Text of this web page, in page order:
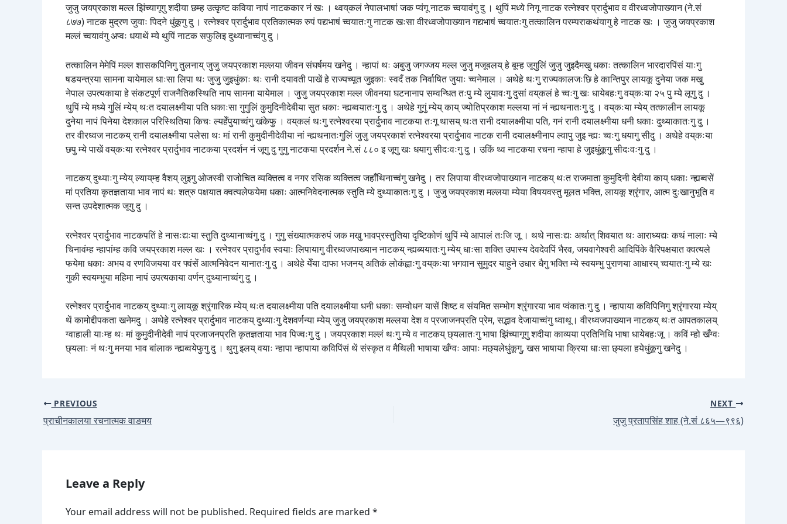
जुजु जयप्रकाश मल्ल झिंच्यागूगु शदीया छम्ह उत्कृष्ट कविया नापं नाटककार नं खः । थ्वय्‌कलं नेपालभाषां जक प्यंगू नाटक च्वयावंगु दु । थुपिं मध्ये निगू नाटक रत्नेश्वर प्रार्दुभाव व वीरध्वजोपाख्यान (ने.सं
८७७) नाटक मुद्रण जुयाः पिदने धुंकूगु दु । रत्नेश्वर प्रार्दुभाव प्रतिकात्मक रुपं पद्यभाषं च्वयातःगु नाटक खःसा वीरध्वजोपाख्यान गद्यभाषं च्वयातःगु तत्कालिन परम्पराकथंयागु हे नाटक खः । जुजु जयप्रकाश
मल्लं च्वयावंगु अप्वः धयाथें म्ये थुपिं नाटक सफुलिइ दुथ्यानाच्वंगु दु ।
तत्कालिन मेमेपिं मल्ल शासकपिनिगु तुलनाय् जुजु जयप्रकाश मल्लया जीवन संघर्षमय खनेदु । न्हापां थः अबुजु जगज्जय मल्ल जुजु मजूबलय् हे बूम्ह जूगुलिं जुजु जुइदैमखु धकाः तत्कालिन भारदारपिंसं याःगु
षडयन्त्रया सामना यायेमाल धाःसा लिपा थः जुजु जुइधुंकाः थः रानी दयावती पाखें हे राज्यच्यूत जुइकाः स्वदँ तक निर्वाषित जुयाः च्वनेमाल । अथेहे थःगु राज्यकालजःछि हे कान्तिपुर लायकू दुनेया जक मखु
नेपाल उपत्यकाया हे संकटपूर्ण राजनैतिकस्थिति नाप सामना यायेमाल । जुजु जयप्रकाश मल्ल जीवनया घटनानाप सम्वन्धित तःपु म्ये लुयावःगु दुसां वय्‌कलं हे च्वःगु खः धायेबहःगु वय्‌कःया २५ पु म्ये लूगु दु ।
थुपिं म्ये मध्ये गुलिं म्येय् थःत दयालक्ष्मीया पति धकाःसा गुगुलिं कुमुदिनीदेबीया सुत धकाः न्ह्यब्वयातःगु दु । अथेहे गुगुं म्येय् काय् ज्योतिप्रकाश मल्लया नां नं न्ह्यथनातःगु दु । वय्‌कःया म्येय् तत्कालीन लायकू
दुनेया नापं पिनेया देशकाल परिस्थितिया किचः ल्यहेँपुयाच्वंगु खंकेफु । वय्‌कलं थःगु रत्नेश्वरया प्रार्दुभाव नाटकया तःगू थासय् थःत रानी दयालक्ष्मीया पति, गनं रानी दयालक्ष्मीया धनी धकाः दुथ्याकातःगु दु ।
तर वीरध्वज नाटकय् रानी दयालक्ष्मीया पलेसा थः मां रानी कुमुदीनीदेवीया नां न्ह्यथनातःगुलिं जुजु जयप्रकाशं रत्नेश्वरया प्रार्दुभाव नाटक रानी दयालक्ष्मीनाप ल्वापु जुइ न्ह्यः च्वःगु धयागु सीदु । अथेहे वय्‌कःया
छपु म्ये पाखें वय्‌कःया रत्नेश्वर प्रार्दुभाव नाटकया प्रदर्शन नं जूगु दु गुगु नाटकया प्रदर्शन ने.सं ८८० इ जूगु खः धयागु सीदःवःगु दु । उकिं थ्व नाटकया रचना न्हापा हे जुइधुंकूगु सीदःवःगु दु ।
नाटकय् दुथ्याःगु म्येय् ल्याय्‌म्ह वैशय् लुइगु ओजस्वी राजोचित व्यक्तित्व व नगर रसिक व्यक्तित्व जहाँथिनाच्वंगु खनेदु । तर लिपाया वीरध्वजोपाख्यान नाटकय् थःत राजमाता कुमुदिनी देवीया काय् धकाः न्ह्यब्वसें
मां प्रतिया कृतज्ञताया भाव नापं थः शत्रु पक्षयात क्वत्यलेफयेमा धकाः आत्मनिवेदनात्मक स्तुति म्ये दुथ्याकातःगु दु । जुजु जयप्रकाश मल्लया म्येया विषयवस्तु मूलत भक्ति, लायकू श्रृंगार, आत्म दुःखानुभूति व
सन्त उपदेशात्मक जूगु दु ।
रत्नेश्वर प्रार्दुभाव नाटकपतिं हे नासःद्यःया स्तुति दुथ्यानाच्वंगु दु । गुगु संख्यात्मकरुपं जक मखु भावप्रस्तुतिया दृष्टिकोणं थुपिं म्ये आपालं तःजि जू । थथे नासःद्यः अर्थात् शिवयात थः आराध्यद्यः कथं नालाः म्ये
चिनावंम्ह न्हापांम्ह कवि जयप्रकाश मल्ल खः । रत्नेश्वर प्रादुर्भाव स्वयाः लिपायागु वीरध्वजपाख्यान नाटकय् न्ह्यब्ययातःगु म्येय् धाःसा शक्ति उपास्य देवदेवपिं भैरव, जयवागेश्वरी आदिपिंके वैरिपक्षयात क्वत्यले
फयेमा धकाः अभय व रणविजयया वर फ्वंसें आत्मनिवेदन यानातःगु दु । अथेहे येँया दाफा भजनय् अतिकं लोकंह्वाःगु वय्‌कःया भगवान सुमुदर याहुने उधार धैगु भक्ति म्ये स्वयम्भु पुराणया आधारय् च्वयातःगु म्ये खः
गुकी स्वयम्भुया महिमा नापं उपत्यकाया वर्णन् दुथ्यानाच्वंगु दु ।
रत्नेश्वर प्रार्दुभाव नाटकय् दुथ्याःगु लाय्‌कू श्रृंगारिक म्येय् थःत दयालक्ष्मीया पति दयालक्ष्मीया धनी धकाः सम्वोधन यासें शिष्ट व संयमित सम्भोग श्रृंगारया भाव प्वंकातःगु दु । न्हापाया कविपिनिगु श्रृंगारया म्येय्
थें कामोद्दीपकता खनेमदु । अथेहे रत्नेश्वर प्रार्दुभाव नाटकय् दुथ्याःगु देशवर्णन्या म्येय् जुजु जयप्रकाश मल्लया देश व प्रजाजनप्रति प्रेम, सद्भाव देजायाच्वंगु ध्वाथू। वीरध्वजपाख्यान नाटकय् थःत आपतकालय्
ग्वाहाली याःम्ह थः मां कुमुदीनीदेवी नापं प्रजाजनप्रति कृतज्ञताया भाव पिज्वःगु दु । जयप्रकाश मल्लं थःगु म्ये व नाटकय् छ्यलातःगु भाषा झिंच्यागूगु शदीया काव्यया प्रतिनिधि भाषा धायेबहःजू । कविं म्हो खँग्वः
छ्यलाः नं थःगु मनया भाव बांलाक न्ह्यब्वयेफुगु दु । थुगु इलय् वयाः न्हापा न्हापाया कविपिंसं थें संस्कृत व मैथिली भाषाया खँग्वः आपाः मछ्यलेधुंकूगु, खस भाषाया क्रिया धाःसा छ्यला हयेधुंकूगु खनेदु ।
PREVIOUS
प्राचीनकालया रचनात्मक वाङमय
NEXT
जुजु प्रतापसिंह शाह (ने.सं ८६५—९९६)
Leave a Reply
Your email address will not be published. Required fields are marked *